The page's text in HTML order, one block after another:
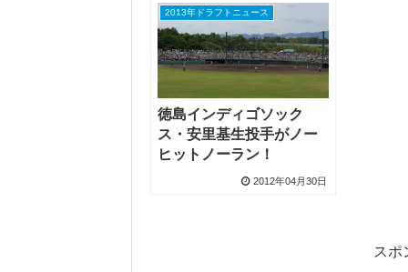
2013年ドラフトニュース
徳島インディゴソック
ス・安里基生投手がノー
ヒットノーラン！
2012年04月30日
スポ